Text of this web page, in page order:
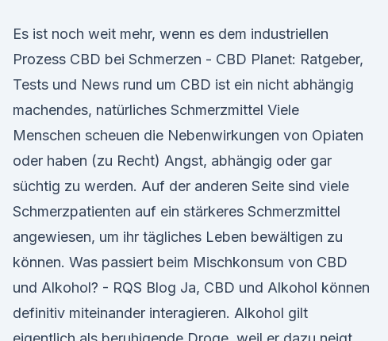
Es ist noch weit mehr, wenn es dem industriellen
Prozess CBD bei Schmerzen - CBD Planet: Ratgeber,
Tests und News rund um CBD ist ein nicht abhängig
machendes, natürliches Schmerzmittel Viele
Menschen scheuen die Nebenwirkungen von Opiaten
oder haben (zu Recht) Angst, abhängig oder gar
süchtig zu werden. Auf der anderen Seite sind viele
Schmerzpatienten auf ein stärkeres Schmerzmittel
angewiesen, um ihr tägliches Leben bewältigen zu
können. Was passiert beim Mischkonsum von CBD
und Alkohol? - RQS Blog Ja, CBD und Alkohol können
definitiv miteinander interagieren. Alkohol gilt